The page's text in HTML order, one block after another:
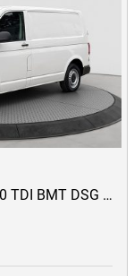
T6 Transporter KR 2.0 TDI BMT DSG ACC/STH/AppConnect/uvm